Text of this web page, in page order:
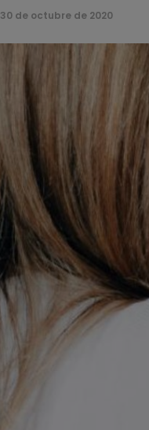
30 de octubre de 2020